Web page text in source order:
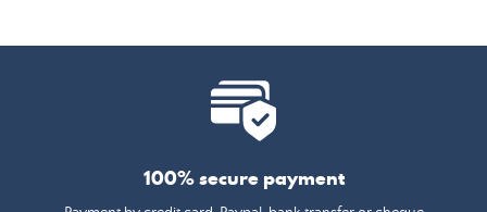
100% secure payment